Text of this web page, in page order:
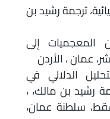
ترجمة رشيد بن
المعجميات إلى
عمان ، الأردن
الدلالي في
رشيد بن مالك، ،
سلطنة عمان،